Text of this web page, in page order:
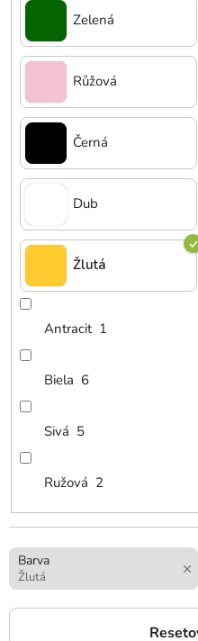
Zelená
Růžová
Černá
Dub
Žlutá
Antracit 1
Biela 6
Sivá 5
Ružová 2
Barva
Žlutá